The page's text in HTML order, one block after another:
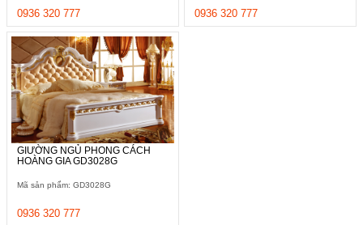
Phòng
Khách
Sofa,
rượu,
Bàn
trà...
Nội
Thất
Phòng
Ngủ
ngủ, tủ
áo, bàn
0936 320 777 0936 320 777
GIƯỜNG NGỦ PHONG CÁCH
HOÀNG GIA GD3028G
Mã sản phẩm: GD3028G
0936 320 777